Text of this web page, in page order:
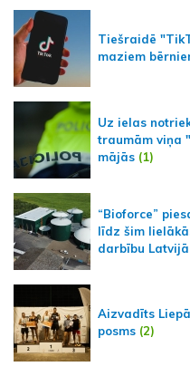
Tiešraidē
maziem
Uz ielas
traumām viņa
mājās (1)
“Bioforce”
līdz šim
darbību Latvijā
Aizvadīts
posms (2)